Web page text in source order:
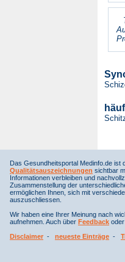
Das Gesundheitsportal Medinfo.de
Qualitätsauszeichnungen sichtbar
Informationen verbleiben und
Zusammenstellung der
ermöglichen Ihnen, sich mit
auszuschliessen.
Wir haben eine Ihrer Meinung nach
aufnehmen. Auch über Feedback
Disclaimer - neueste Einträge -